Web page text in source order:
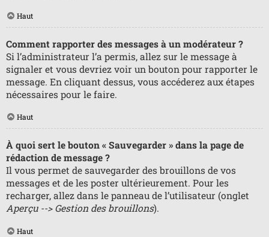
Haut
Comment rapporter des messages à un modérateur ?
Si l’administrateur l’a permis, allez sur le message à
signaler et vous devriez voir un bouton pour rapporter le
message. En cliquant dessus, vous accéderez aux étapes
nécessaires pour le faire.
Haut
À quoi sert le bouton « Sauvegarder » dans la page de
rédaction de message ?
Il vous permet de sauvegarder des brouillons de vos
messages et de les poster ultérieurement. Pour les
recharger, allez dans le panneau de l’utilisateur (onglet
Aperçu --> Gestion des brouillons).
Haut